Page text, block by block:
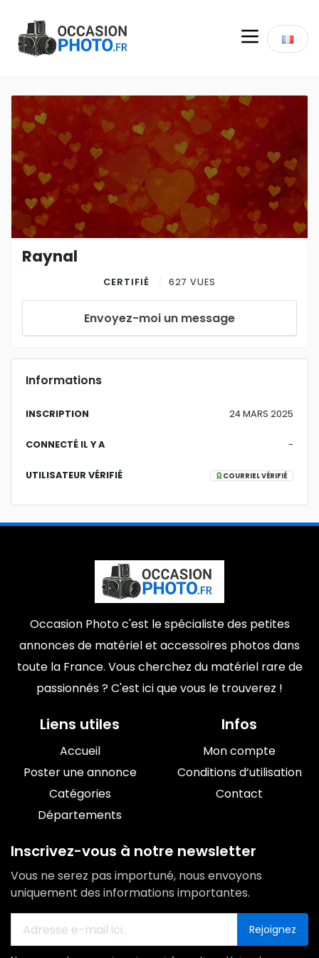
Raynal
CERTIFIÉ 627 VUES
Envoyez-moi un message
Informations
INSCRIPTION 24 MARS 2025
CONNECTÉ IL Y A -
UTILISATEUR VÉRIFIÉ COURRIEL VÉRIFIÉ
Occasion Photo c'est le spécialiste des petites
annonces de matériel et accessoires photos dans
toute la France. Vous cherchez du matériel rare de
passionnés ? C'est ici que vous le trouverez !
Liens utiles
Accueil
Poster une annonce
Catégories
Départements
Infos
Mon compte
Conditions d’utilisation
Contact
Inscrivez-vous à notre newsletter
Vous ne serez pas importuné, nous envoyons
uniquement des informations importantes.
Rejoignez